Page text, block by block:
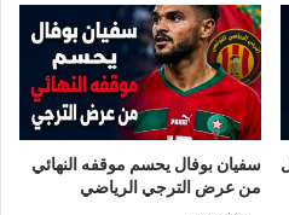
سفيان بوفال يحسم موقفه النهائي
من عرض الترجي الرياضي